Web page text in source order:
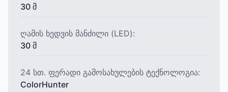
30 მ
ღამის ხედვის მანძილი (LED):
30 მ
24 სთ. ფერადი გამოსახულების ტექნოლოგია:
ColorHunter